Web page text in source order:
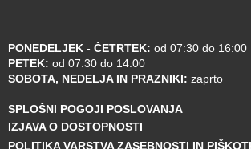
PONEDELJEK - ČETRTEK: od 07:30 do 16:00
PETEK: od 07:30 do 14:00
SOBOTA, NEDELJA IN PRAZNIKI: zaprto
SPLOŠNI POGOJI POSLOVANJA
IZJAVA O DOSTOPNOSTI
POLITIKA VARSTVA ZASEBNOSTI IN